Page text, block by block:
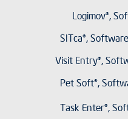
Logimov®,
SITca®,
Visit Entry®,
Pet Soft®,
Task Enter®,